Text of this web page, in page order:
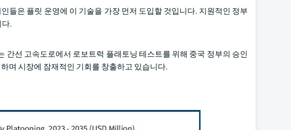
들은 플릿 운영에 이 기술을 가장 먼저 도입할 것입니다. 지원적인 정부
.
간선 고속도로에서 로보트럭 플래토닝 테스트를 위해 중국 정부의 승인
며 시장에 잠재적인 기회를 창출하고 있습니다.